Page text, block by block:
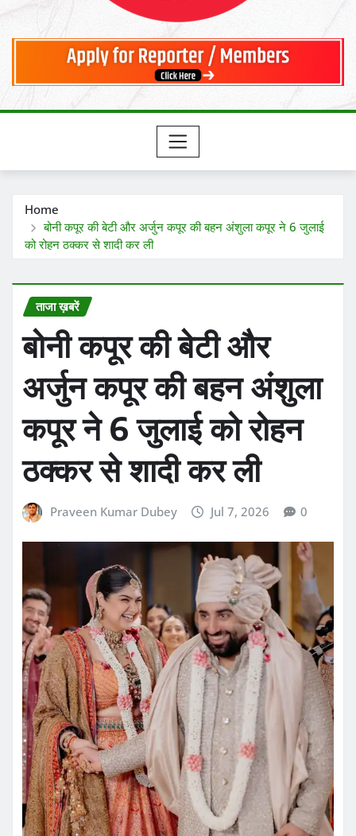
Home
बोनी कपूर की बेटी और अर्जुन कपूर की बहन अंशुला कपूर ने 6 जुलाई
को रोहन ठक्कर से शादी कर ली
ताजा ख़बरें
बोनी कपूर की बेटी और
अर्जुन कपूर की बहन अंशुला
कपूर ने 6 जुलाई को रोहन
ठक्कर से शादी कर ली
Praveen Kumar Dubey Jul 7, 2026 0